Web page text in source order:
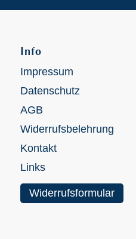
Info
Impressum
Datenschutz
AGB
Widerrufsbelehrung
Kontakt
Links
Widerrufsformular